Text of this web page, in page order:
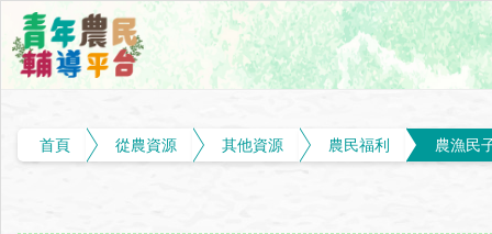
首頁 從農資源 其他資源 農民福利 農漁民